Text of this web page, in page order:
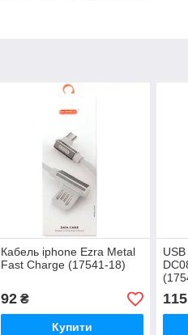
Кабель iphone Ezra Metal
Fast Charge (17541-18)
92₴
Купити
115